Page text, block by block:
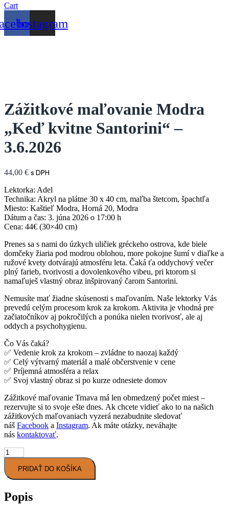
Cart
Instagram
Zážitkové maľovanie Modra
„Keď kvitne Santorini“ –
3.6.2026
44,00 € s DPH
Lektorka: Adel
Technika: Akryl na plátne 30 x 40 cm, maľba štetcom, špachtľa
Miesto: Kaštieľ Modra, Horná 20, Modra
Dátum a čas: 3. júna 2026 o 17:00 h
Cena: 44€ (30×40 cm)
Prenes sa s nami do úzkych uličiek gréckeho ostrova, kde biele
domčeky žiaria pod modrou oblohou, more pokojne šumí v diaľke a
ružové kvety dotvárajú atmosféru leta. Čaká ťa oddychový večer
plný farieb, tvorivosti a dovolenkového vibeu, pri ktorom si
namaľuješ vlastný obraz inšpirovaný čarom Santorini.
Nemusíte mať žiadne skúsenosti s maľovaním. Naše lektorky Vás
prevedú celým procesom krok za krokom. Aktivita je vhodná pre
začiatočníkov aj pokročilých a ponúka nielen tvorivosť, ale aj
oddych a psychohygienu.
Čo Vás čaká?
✅ Vedenie krok za krokom – zvládne to naozaj každý
✅ Celý výtvarný materiál a malé občerstvenie v cene
✅ Príjemná atmosféra a relax
✅ Svoj vlastný obraz si po kurze odnesiete domov
Zážitkové maľovanie Trnava má len obmedzený počet miest –
rezervujte si to svoje ešte dnes. Ak chcete vidieť ako to na našich
zážitkových maľovaniach vyzerá nezabudnite sledovať
náš Facebook a Instagram. Ak máte otázky, neváhajte
nás kontaktovať.
množstvo
Zážitkové
maľovanie
Modra
kvitne
PRIDAŤ DO KOŠÍKA
Popis